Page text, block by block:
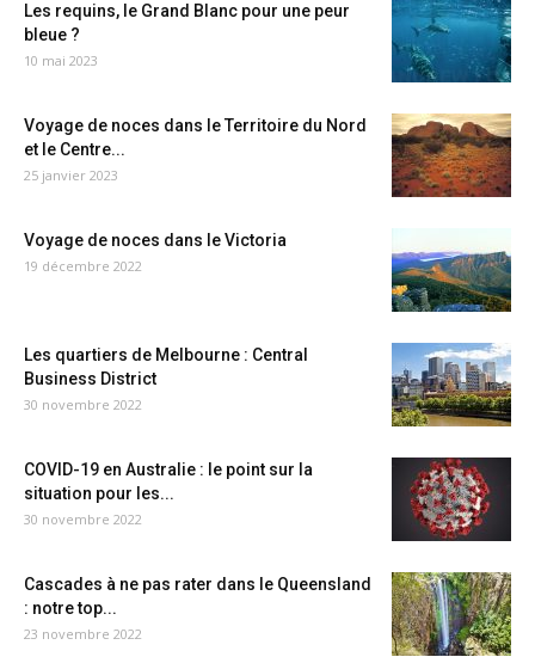
Les requins, le Grand Blanc pour une peur
bleue ?
10 mai 2023
Voyage de noces dans le Territoire du Nord
et le Centre...
25 janvier 2023
Voyage de noces dans le Victoria
19 décembre 2022
Les quartiers de Melbourne : Central
Business District
30 novembre 2022
COVID-19 en Australie : le point sur la
situation pour les...
30 novembre 2022
Cascades à ne pas rater dans le Queensland
: notre top...
23 novembre 2022